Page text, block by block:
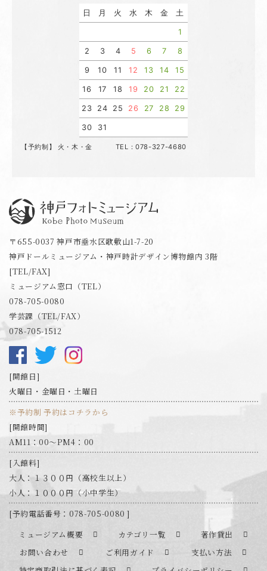
日 月 火 水 木 金 土
1
2 3 4 5 6 7 8
9 10 11 12 13 14 15
16 17 18 19 20 21 22
23 24 25 26 27 28 29
30 31
【予約制】 火・木・金 TEL：078-327-4680
〒655-0037 神戸市垂水区歌敷山1-7-20
神戸ドールミュージアム・神戸時計デザイン博物館内 3階
[TEL/FAX]
ミュージアム窓口（TEL）
078-705-0080
学芸課（TEL/FAX）
078-705-1512
開館日
火曜日・金曜日・土曜日
※予約制 予約はコチラから
開館時間
AM11：00～PM4：00
入館料
大人：１３００円（高校生以上）
小人：１０００円（小中学生）
予約電話番号：078-705-0080
ミュージアム概要
カテゴリ一覧
著作貸出
お問い合わせ
ご利用ガイド
支払い方法